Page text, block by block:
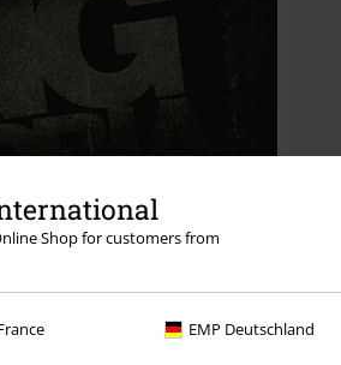
Shop for customers from
EMP Deutschland